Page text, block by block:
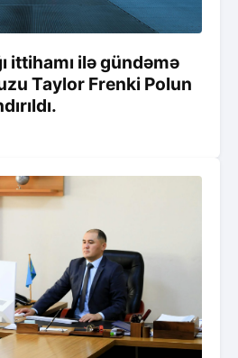
ittihamı ilə gündəmə
Taylor Frenki Polun